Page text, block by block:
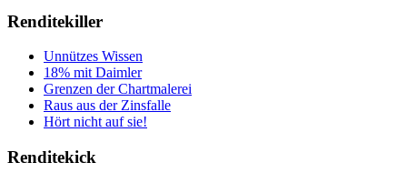
Renditekiller
Unnützes Wissen
18% mit Daimler
Grenzen der Chartmalerei
Raus aus der Zinsfalle
Hört nicht auf sie!
Renditekick